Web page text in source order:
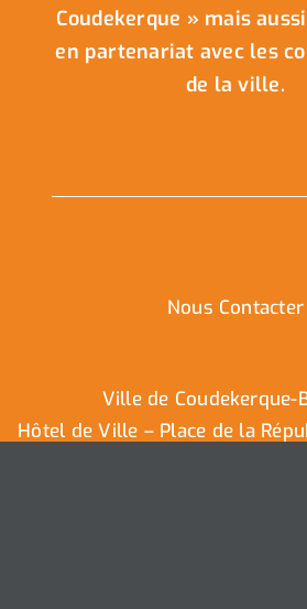
Coudekerque » mais
en partenariat avec les
de la ville.
Nous Contacter
Ville de Coudekerque-
Hôtel de Ville – Place de la